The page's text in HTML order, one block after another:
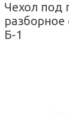
Чехол под
Б-1